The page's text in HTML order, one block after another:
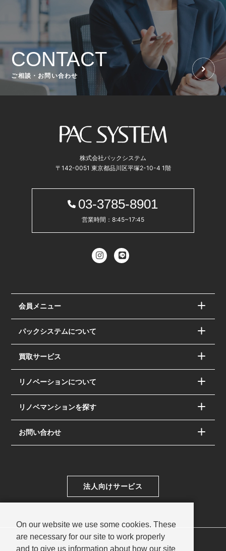
CONTACT
ご相談・お問い合わせ
株式会社パックシステム
〒142-0051 東京都品川区平塚2-10-4 1階
03-3785-8901
営業時間：8:45~17:45
会員メニュー
パックシステムについて
買取サービス
リノベーションについて
リノベマンションを探す
お問い合わせ
法人向けサービス
On our website we use some cookies. These
are necessary for our site to work properly
and to give us information about how our site